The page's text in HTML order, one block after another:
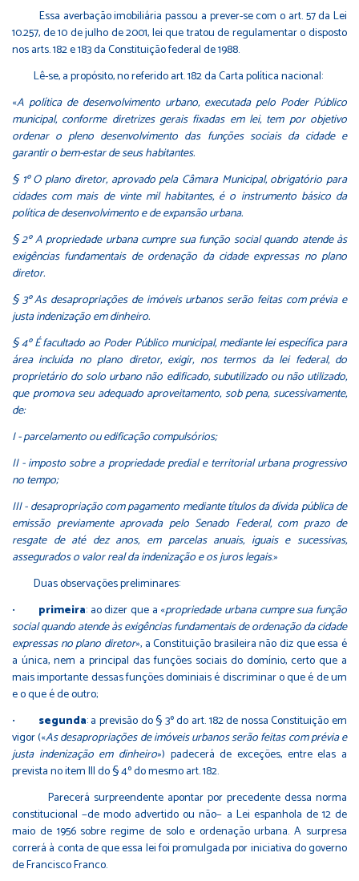
Essa averbação imobiliária passou a prever-se com o art. 57 da Lei
10.257, de 10 de julho de 2001, lei que tratou de regulamentar o disposto
nos arts. 182 e 183 da Constituição federal de 1988.
Lê-se, a propósito, no referido art. 182 da Carta política nacional:
«A política de desenvolvimento urbano, executada pelo Poder Público
municipal, conforme diretrizes gerais fixadas em lei, tem por objetivo
ordenar o pleno desenvolvimento das funções sociais da cidade e
garantir o bem-estar de seus habitantes.
§ 1º O plano diretor, aprovado pela Câmara Municipal, obrigatório para
cidades com mais de vinte mil habitantes, é o instrumento básico da
política de desenvolvimento e de expansão urbana.
§ 2º A propriedade urbana cumpre sua função social quando atende às
exigências fundamentais de ordenação da cidade expressas no plano
diretor.
§ 3º As desapropriações de imóveis urbanos serão feitas com prévia e
justa indenização em dinheiro.
§ 4º É facultado ao Poder Público municipal, mediante lei específica para
área incluída no plano diretor, exigir, nos termos da lei federal, do
proprietário do solo urbano não edificado, subutilizado ou não utilizado,
que promova seu adequado aproveitamento, sob pena, sucessivamente,
de:
I - parcelamento ou edificação compulsórios;
II - imposto sobre a propriedade predial e territorial urbana progressivo
no tempo;
III - desapropriação com pagamento mediante títulos da dívida pública de
emissão previamente aprovada pelo Senado Federal, com prazo de
resgate de até dez anos, em parcelas anuais, iguais e sucessivas,
assegurados o valor real da indenização e os juros legais.»
Duas observações preliminares:
• primeira: ao dizer que a «propriedade urbana cumpre sua função
social quando atende às exigências fundamentais de ordenação da cidade
expressas no plano diretor», a Constituição brasileira não diz que essa é
a única, nem a principal das funções sociais do domínio, certo que a
mais importante dessas funções dominiais é discriminar o que é de um
e o que é de outro;
• segunda: a previsão do § 3º do art. 182 de nossa Constituição em
vigor («As desapropriações de imóveis urbanos serão feitas com prévia e
justa indenização em dinheiro») padecerá de exceções, entre elas a
prevista no item III do § 4º do mesmo art. 182.
Parecerá surpreendente apontar por precedente dessa norma
constitucional −de modo advertido ou não− a Lei espanhola de 12 de
maio de 1956 sobre regime de solo e ordenação urbana. A surpresa
correrá à conta de que essa lei foi promulgada por iniciativa do governo
de Francisco Franco.